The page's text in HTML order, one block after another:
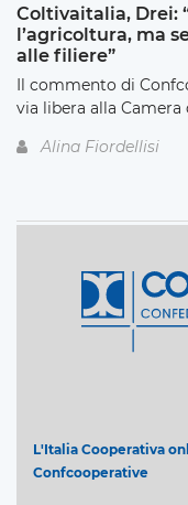
Coltivaitalia, Drei:
l’agricoltura, ma
alle filiere”
Il commento di
via libera alla
Alina Fiordellisi
L'Italia Cooperativa
Confcooperative